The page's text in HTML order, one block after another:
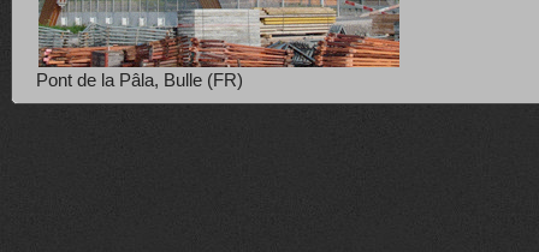
Pont de la Pâla, Bulle (FR)